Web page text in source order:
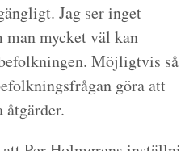
Jag ser inget
mycket väl kan
Möjligtvis så
göra att